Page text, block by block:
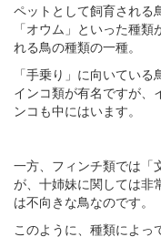
ペットとして飼育される
「オウム」といった種
れる鳥の種類の一種。
「手乗り」に向いてい
インコ類が有名ですが、
ンコも中にはいます。
一方、フィンチ類では「
が、十姉妹に関しては非
は不向きな鳥なのです。
このように、種類によっ